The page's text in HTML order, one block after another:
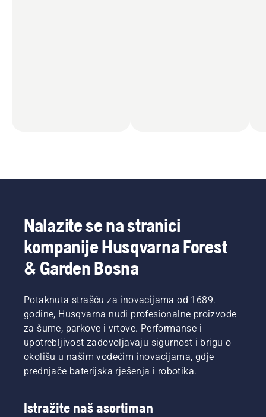
Nalazite se na stranici
kompanije Husqvarna Forest
& Garden Bosna
Potaknuta strašću za inovacijama od 1689.
godine, Husqvarna nudi profesionalne proizvode
za šume, parkove i vrtove. Performanse i
upotrebljivost zadovoljavaju sigurnost i brigu o
okolišu u našim vodećim inovacijama, gdje
prednjače baterijska rješenja i robotika.
Istražite naš asortiman